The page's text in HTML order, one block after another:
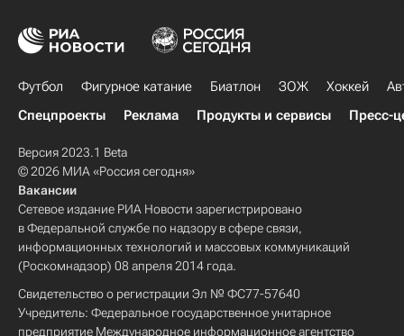
Футбол Фигурное катание Биатлон ЗОЖ Хоккей
Спецпроекты
Реклама Продукты и сервисы Пресс-
Версия 2023.1 Beta
© 2026 МИА «Россия сегодня»
Вакансии
Сетевое издание РИА Новости зарегистрировано
в Федеральной службе по надзору в сфере связи,
информационных технологий и массовых коммуникаций
(Роскомнадзор) 08 апреля 2014 года.
Свидетельство о регистрации Эл № ФС77-57640
Учредитель: Федеральное государственное унитарное
предприятие Международное информационное агентство